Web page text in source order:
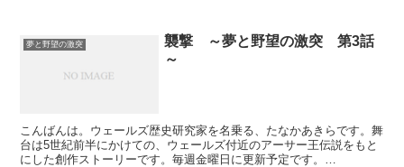
夢と野望の激突
襲撃 ～夢と野望の激突 第3話
～
こんばんは。ウェールズ歴史研究家を名乗る、たなかあきらです。舞
台は5世紀前半にかけての、ウェールズ付近のアーサー王伝説をもと
にした創作ストーリーです。毎週金曜日に更新予定です。